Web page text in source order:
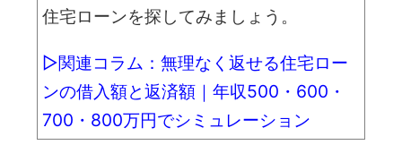
住宅ローンを探してみましょう。
▷関連コラム：無理なく返せる住宅ロー
ンの借入額と返済額｜年収500・600・
700・800万円でシミュレーション